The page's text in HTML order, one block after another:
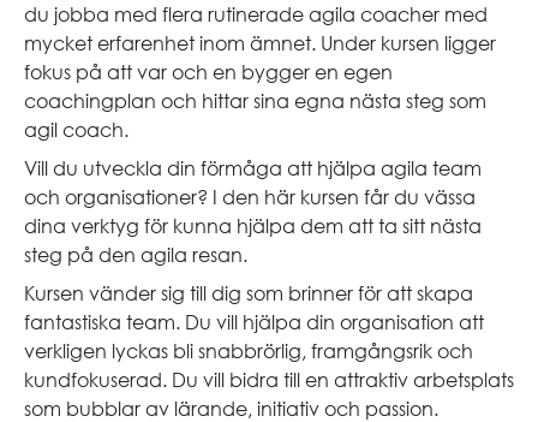
du jobba med flera rutinerade agila coacher med
mycket erfarenhet inom ämnet. Under kursen ligger
fokus på att var och en bygger en egen
coachingplan och hittar sina egna nästa steg som
agil coach.
Vill du utveckla din förmåga att hjälpa agila team
och organisationer? I den här kursen får du vässa
dina verktyg för kunna hjälpa dem att ta sitt nästa
steg på den agila resan.
Kursen vänder sig till dig som brinner för att skapa
fantastiska team. Du vill hjälpa din organisation att
verkligen lyckas bli snabbrörlig, framgångsrik och
kundfokuserad. Du vill bidra till en attraktiv arbetsplats
som bubblar av lärande, initiativ och passion.